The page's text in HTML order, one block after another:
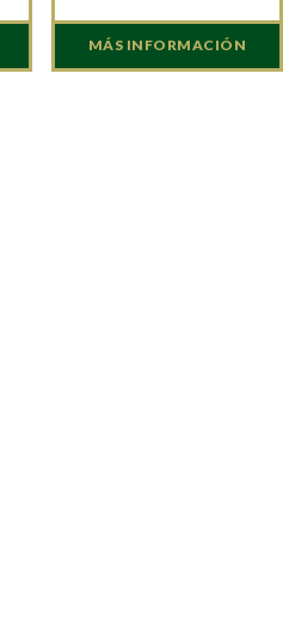
MÁS INFORMACIÓN